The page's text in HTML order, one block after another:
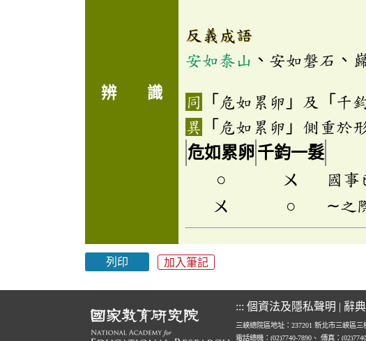
辨 識
反義成語
安如泰山 、安如磐石、
「危如累卵」及「千
「危如累卵」側重於
危如累卵 千鈞一髮
○
ㄨ
國事
ㄨ
○ ∼之
列印 加入筆記
::: 個資法及隱私聲明 | 辭
三峽總院區地址：237201 新北市三峽區三
電話總機：(02)7740-7890、 傳真：